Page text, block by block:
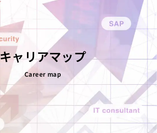
キャリアマップ
Career map